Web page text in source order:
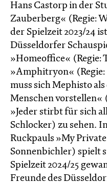
Hans Castorp in der
Zauberberg« (Regie:
der Spielzeit 2023/24
Düsseldorfer
»Homeoffice« (Regie:
»Amphitryon«
muss sich Mephisto
Menschen vorstellen«
»Jeder stirbt für sich
Schlocker) zu sehen.
Ruckpauls »My
Sonnenbichler) spielt
Spielzeit 2024/25
Freunde des